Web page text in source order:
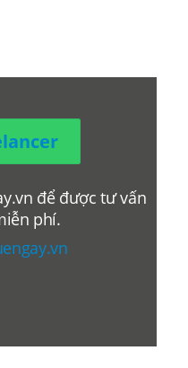
để được tư vấn
phí.